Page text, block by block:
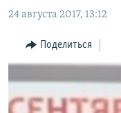
главной
навигации
Вернутся
ТАДЖИКИСТАН
ҚАЗАҚША
КЫРГЫЗЧА
ТОҶИКӢ
Все сайты РСЕ/РС
24 августа 2017, 13:12
Поделиться